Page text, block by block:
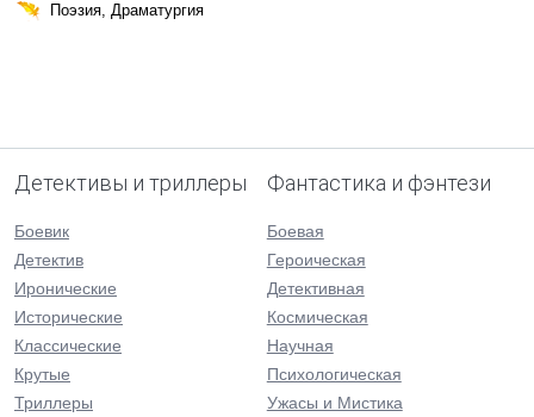
Поэзия, Драматургия
Детективы и триллеры
Боевик
Детектив
Иронические
Исторические
Классические
Крутые
Триллеры
Фантастика и фэнтези
Боевая
Героическая
Детективная
Космическая
Научная
Психологическая
Ужасы и Мистика